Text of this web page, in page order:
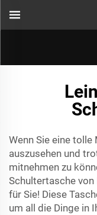
Wenn Sie eine
auszusehen und
mitnehmen zu
Schultertasche von
für Sie! Diese
um all die Dinge in